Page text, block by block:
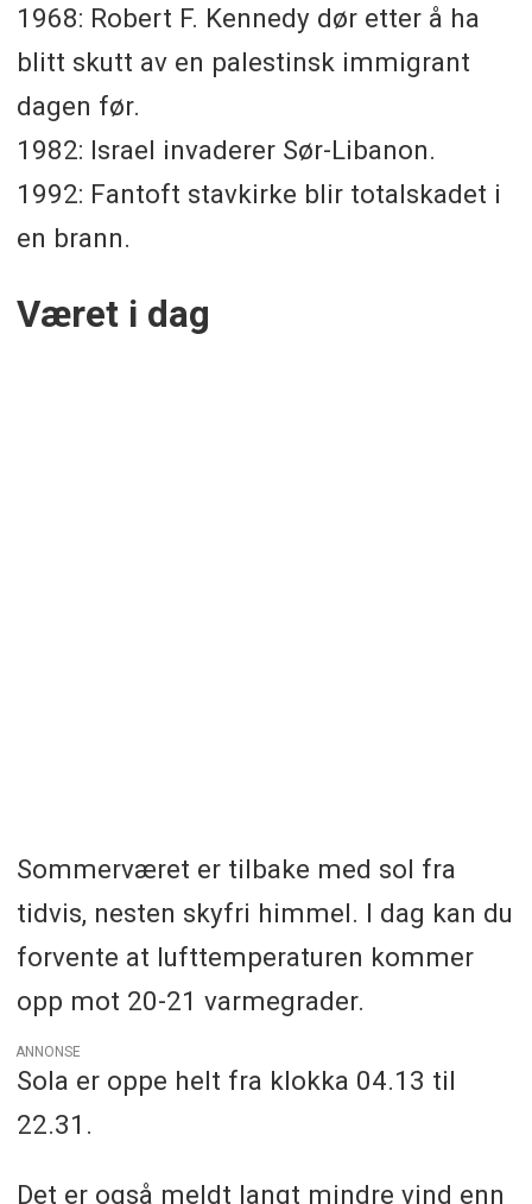
1968: Robert F. Kennedy dør etter å ha
blitt skutt av en palestinsk immigrant
dagen før.
1982: Israel invaderer Sør-Libanon.
1992: Fantoft stavkirke blir totalskadet i
en brann.
Været i dag
Sommerværet er tilbake med sol fra
tidvis, nesten skyfri himmel. I dag kan du
forvente at lufttemperaturen kommer
opp mot 20-21 varmegrader.
ANNONSE
Sola er oppe helt fra klokka 04.13 til
22.31.
Det er også meldt langt mindre vind enn